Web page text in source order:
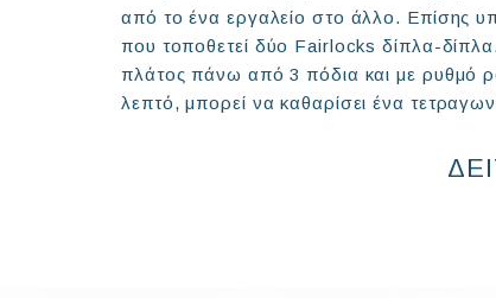
από το ένα εργαλείο στο άλλο. Επίσης
που τοποθετεί δύο Fairlocks δίπλα-
πλάτος πάνω από 3 πόδια και με ρυθμό
λεπτό, μπορεί να καθαρίσει ένα